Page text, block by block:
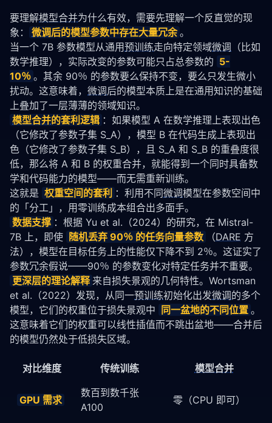
要理解模型合并为什么有效，需要先理解一个反直觉的现
象：
微调后的模型参数中存在大量冗余 。
当一个 7B 参数模型从通用预训练走向特定领域微调 （比如
数学推理），实际改变的参数可能只占总参数的 5-
10％ 。其余 90％ 的参数要么保持不变，要么只发生微小
扰动。这意味着， 微调后的模型本质上是在通用知识的基础
上叠加了一层薄薄的领域知识。
模型合并的套利逻辑 ：如果模型 A 在数学推理上表现出色
（它修改了参数子集 S_A），模型 B 在代码生成上表现出
色（它修改了参数子集 S_B），且 S_A 和 S_B 的重叠度很
低，那么将 A 和 B 的权重合并，就能得到一个同时具备数
学和代码能力的模型——而无需重新训练。
这就是 权重空间的套利 ：利用不同微调模型在参数空间中
的「分工」，用零训练成本组合出多面手。
数据支撑 ：根据 Yu et al.（2024）的研究，在 Mistral-
7B 上，即使 随机丢弃 90％ 的任务向量参数 （DARE 方
法），模型在目标任务上的性能仅下降不到 2％。这证实了
参数冗余假说——90％ 的参数变化对特定任务并不重要。
更深层的理论解释 来自损失景观的几何特性。Wortsman
et al.（2022）发现，从同一预训练初始化出发微调的多个
模型，它们的权重位于损失景观中
同一盆地的不同位置 。
这意味着它们的权重可以线性插值而不跳出盆地——合并后
的模型仍然处于低损失区域。
对比维度 传统训练 模型合并
GPU 需求
数百到数千张
A100
零（CPU 即可）